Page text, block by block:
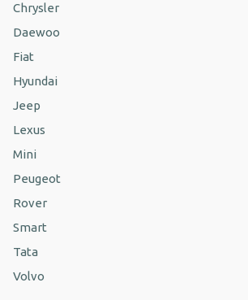
Chrysler
Daewoo
Fiat
Hyundai
Jeep
Lexus
Mini
Peugeot
Rover
Smart
Tata
Volvo